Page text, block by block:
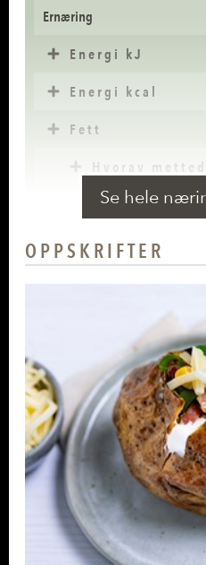
Ernæring
Energi kJ
Energi kcal
Fett
Hvorav
Karbohydrater
Hvorav
Kalium (K)
Se hele
OPPSKRIFTER